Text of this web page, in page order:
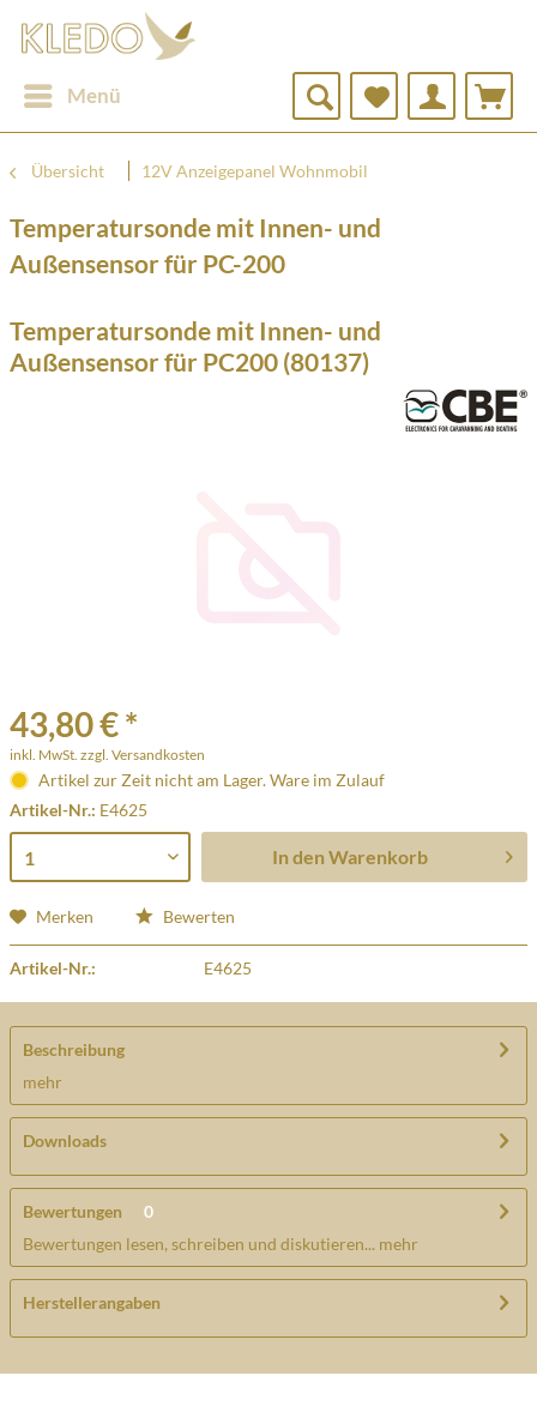
Menü
Übersicht 12V Anzeigepanel Wohnmobil
Temperatursonde mit Innen- und
Außensensor für PC-200
Temperatursonde mit Innen- und
Außensensor für PC200 (80137)
43,80 € *
inkl. MwSt. zzgl. Versandkosten
Artikel zur Zeit nicht am Lager. Ware im Zulauf
Artikel-Nr.: E4625
In den Warenkorb
Merken Bewerten
Artikel-Nr.: E4625
Beschreibung
mehr
Downloads
Bewertungen
0
Bewertungen lesen, schreiben und diskutieren... mehr
Herstellerangaben